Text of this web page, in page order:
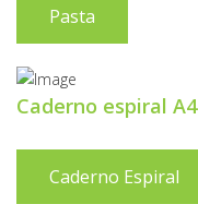
Pasta
Caderno espiral A4
Caderno Espiral